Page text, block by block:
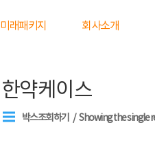
미래패키지 회사소개
한약케이스
박스조회하기 Showing the single